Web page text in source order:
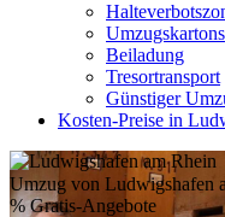
Umzugskartons
Beiladung
Tresortransport
Günstiger
Kosten-Preise in
Umzug von Ludwigshafen
% Gratis-Angebote